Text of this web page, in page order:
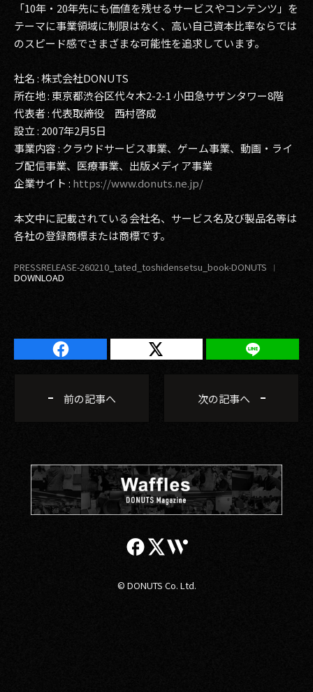
「10年・20年先にも価値を残せるサービスやコンテンツ」を
テーマに事業領域に制限はなく、高い自己資本比率ならでは
のスピード感でさまざまな可能性を追求しています。
社名 : 株式会社DONUTS
所在地 : 東京都渋谷区代々木2-2-1 小田急サザンタワー8階
代表者 : 代表取締役 西村啓成
設立 : 2007年2月5日
事業内容 : クラウドサービス事業、ゲーム事業、動画・ライ
ブ配信事業、医療事業、出版メディア事業
企業サイト : https://www.donuts.ne.jp/
本文中に記載されている会社名、サービス名及び製品名等は
各社の登録商標または商標です。
PRESSRELEASE-260210_tated_toshidensetsu_book-DONUTS
前の記事へ 次の記事へ
© DONUTS Co. Ltd.